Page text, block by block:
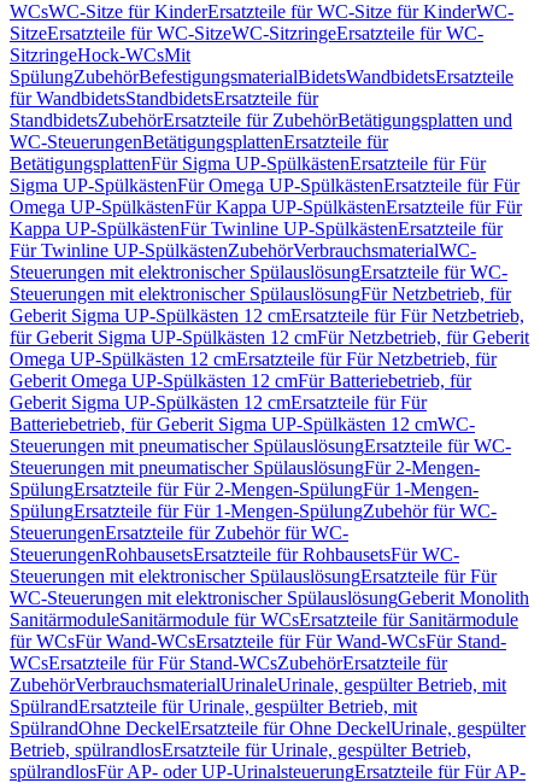
WCsWC-Sitze für KinderErsatzteile für WC-Sitze für KinderWC-
SitzeErsatzteile für WC-SitzeWC-SitzringeErsatzteile für WC-
SitzringeHock-WCsMit
SpülungZubehörBefestigungsmaterialBidetsWandbidetsErsatzteile
für WandbidetsStandbidetsErsatzteile für
StandbidetsZubehörErsatzteile für ZubehörBetätigungsplatten und
WC-SteuerungenBetätigungsplattenErsatzteile für
BetätigungsplattenFür Sigma UP-SpülkästenErsatzteile für Für
Sigma UP-SpülkästenFür Omega UP-SpülkästenErsatzteile für Für
Omega UP-SpülkästenFür Kappa UP-SpülkästenErsatzteile für Für
Kappa UP-SpülkästenFür Twinline UP-SpülkästenErsatzteile für
Für Twinline UP-SpülkästenZubehörVerbrauchsmaterialWC-
Steuerungen mit elektronischer SpülauslösungErsatzteile für WC-
Steuerungen mit elektronischer SpülauslösungFür Netzbetrieb, für
Geberit Sigma UP-Spülkästen 12 cmErsatzteile für Für Netzbetrieb,
für Geberit Sigma UP-Spülkästen 12 cmFür Netzbetrieb, für Geberit
Omega UP-Spülkästen 12 cmErsatzteile für Für Netzbetrieb, für
Geberit Omega UP-Spülkästen 12 cmFür Batteriebetrieb, für
Geberit Sigma UP-Spülkästen 12 cmErsatzteile für Für
Batteriebetrieb, für Geberit Sigma UP-Spülkästen 12 cmWC-
Steuerungen mit pneumatischer SpülauslösungErsatzteile für WC-
Steuerungen mit pneumatischer SpülauslösungFür 2-Mengen-
SpülungErsatzteile für Für 2-Mengen-SpülungFür 1-Mengen-
SpülungErsatzteile für Für 1-Mengen-SpülungZubehör für WC-
SteuerungenErsatzteile für Zubehör für WC-
SteuerungenRohbausetsErsatzteile für RohbausetsFür WC-
Steuerungen mit elektronischer SpülauslösungErsatzteile für Für
WC-Steuerungen mit elektronischer SpülauslösungGeberit Monolith
SanitärmoduleSanitärmodule für WCsErsatzteile für Sanitärmodule
für WCsFür Wand-WCsErsatzteile für Für Wand-WCsFür Stand-
WCsErsatzteile für Für Stand-WCsZubehörErsatzteile für
ZubehörVerbrauchsmaterialUrinaleUrinale, gespülter Betrieb, mit
SpülrandErsatzteile für Urinale, gespülter Betrieb, mit
SpülrandOhne DeckelErsatzteile für Ohne DeckelUrinale, gespülter
Betrieb, spülrandlosErsatzteile für Urinale, gespülter Betrieb,
spülrandlosFür AP- oder UP-UrinalsteuerungErsatzteile für Für AP-